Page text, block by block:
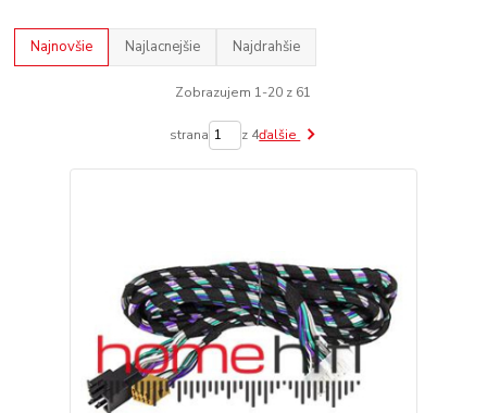
Najnovšie Najlacnejšie Najdrahšie
Zobrazujem 1-20 z 61
strana z 4ďalšie